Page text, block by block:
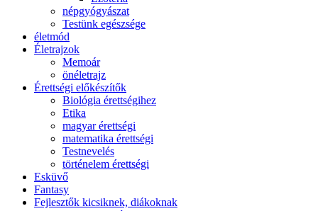
népgyógyászat
Testünk egészsége
életmód
Életrajzok
Memoár
önéletrajz
Érettségi előkészítők
Biológia érettségihez
Etika
magyar érettségi
matematika érettségi
Testnevelés
történelem érettségi
Esküvő
Fantasy
Fejlesztők kicsiknek, diákoknak